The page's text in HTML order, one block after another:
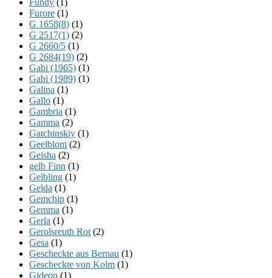
Furore (1)
G 1658(8) (1)
G 2517(1) (2)
G 2660/5 (1)
G 2684(19) (2)
Gabi (1965) (1)
Gabi (1989) (1)
Galina (1)
Gallo (1)
Gambria (1)
Gamma (2)
Gatchinskiy (1)
Geelblom (2)
Geisha (2)
gelb Finn (1)
Gelbling (1)
Gelda (1)
Gemchip (1)
Gemma (1)
Gerla (1)
Gerolsreuth Rot (2)
Gesa (1)
Gescheckte aus Bernau (1)
Gescheckte von Kolm (1)
Gideon (1)